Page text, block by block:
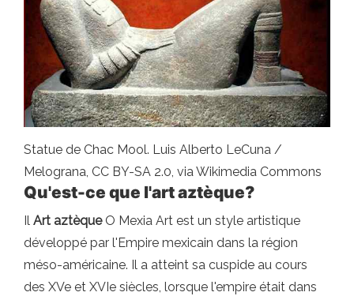
Statue de Chac Mool. Luis Alberto LeCuna /
Melograna, CC BY-SA 2.0, via Wikimedia Commons
Qu'est-ce que l'art aztèque?
Il Art aztèqueO Mexia Art est un style artistique
développé par l'Empire mexicain dans la région
méso-américaine. Il a atteint sa cuspide au cours
des XVe et XVIe siècles, lorsque l'empire était dans